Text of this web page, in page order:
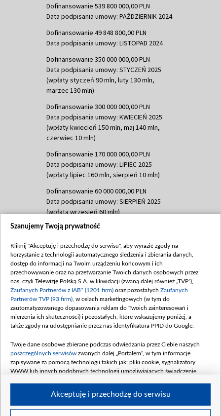
Dofinansowanie 539 800 000,00 PLN
Data podpisania umowy: PAŹDZIERNIK 2024
Dofinansowanie 49 848 800,00 PLN
Data podpisania umowy: LISTOPAD 2024
Dofinansowanie 350 000 000,00 PLN
Data podpisania umowy: STYCZEŃ 2025
(wpłaty styczeń 90 mln, luty 130 mln,
marzec 130 mln)
Dofinansowanie 300 000 000,00 PLN
Data podpisania umowy: KWIECIEŃ 2025
(wpłaty kwiecień 150 mln, maj 140 mln,
czerwiec 10 mln)
Dofinansowanie 170 000 000,00 PLN
Data podpisania umowy: LIPIEC 2025
(wpłaty lipiec 160 mln, sierpień 10 mln)
Dofinansowanie 60 000 000,00 PLN
Data podpisania umowy: SIERPIEŃ 2025
(wpłata wrzesień 60 mln)
Dofinansowanie 635 783 051,21 PLN
(wpłata wrzesień 100 mln, październik 350
mln, listopad 265 mln)
Dofinansowanie 48 862 000,00 PLN
Data podpisania umowy: GRUDZIEŃ 2025
(wpłata grudzień 60,548 mln)
Dofinansowanie 900 000 000,00 PLN
Data podpisania umowy: LUTY 2026 (wpłata
kwiecień 180 mln, 7 maja 180 mln, 8
czerwca 90 mln)
Dofinansowanie 250 000 000,00 PLN
4 sierpnia 250 mln
Szanujemy Twoją prywatność
Kliknij "Akceptuję i przechodzę do serwisu", aby wyrazić zgody na
korzystanie z technologii automatycznego śledzenia i zbierania danych,
dostęp do informacji na Twoim urządzeniu końcowym i ich
przechowywanie oraz na przetwarzanie Twoich danych osobowych przez
nas, czyli Telewizję Polską S.A. w likwidacji (zwaną dalej również „TVP”),
Zaufanych Partnerów z IAB* (1201 firm) oraz pozostałych Zaufanych
Partnerów TVP (93 firm) , w celach marketingowych (w tym do
zautomatyzowanego dopasowania reklam do Twoich zainteresowań i
mierzenia ich skuteczności) i pozostałych, które wskazujemy poniżej, a
także zgody na udostępnianie przez nas identyfikatora PPID do Google.
Twoje dane osobowe zbierane podczas odwiedzania przez Ciebie naszych
poszczególnych serwisów zwanych dalej „Portalem”, w tym informacje
zapisywane za pomocą technologii takich jak: pliki cookie, sygnalizatory
WWW lub innych podobnych technologii umożliwiających świadczenie
Akceptuję i przechodzę do serwisu